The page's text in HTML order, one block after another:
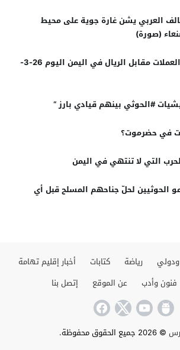
العربي يشن غارة جوية على محيط
(صورة)
احدث اسعار صرف العملات مقابل الريال في اليمن اليوم 26-3-
في حضرموت؟
التي لا تنتهي في اليمن
الحوثيين لحلّ جناحهم المسلح قبل أي
رياضة كتابات
أخبار إقليم تهامة
فنون وأدب عن الموقع إتصل بنا
© 2026 جميع الحقوق محفوظة.